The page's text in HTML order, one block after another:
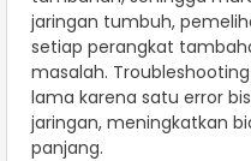
jaringan tumbuh,
setiap perangkat
masalah.
lama karena satu error
jaringan, meningkatkan
panjang.